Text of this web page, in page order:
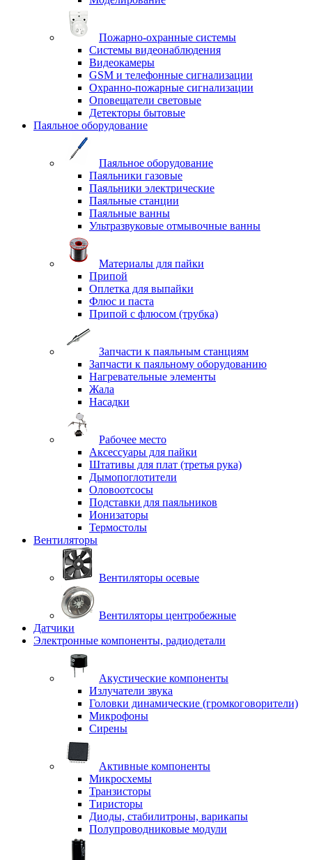
Пожарно-охранные системы
Системы видеонаблюдения
Видеокамеры
GSM и телефонные сигнализации
Охранно-пожарные сигнализации
Оповещатели световые
Детекторы бытовые
Паяльное оборудование
Паяльное оборудование
Паяльники газовые
Паяльники электрические
Паяльные станции
Паяльные ванны
Ультразвуковые отмывочные ванны
Материалы для пайки
Припой
Оплетка для выпайки
Флюс и паста
Припой с флюсом (трубка)
Запчасти к паяльным станциям
Запчасти к паяльному оборудованию
Нагревательные элементы
Жала
Насадки
Рабочее место
Аксессуары для пайки
Штативы для плат (третья рука)
Дымопоглотители
Оловоотсосы
Подставки для паяльников
Ионизаторы
Термостолы
Вентиляторы
Вентиляторы осевые
Вентиляторы центробежные
Датчики
Электронные компоненты, радиодетали
Акустические компоненты
Излучатели звука
Головки динамические (громкоговорители)
Микрофоны
Сирены
Активные компоненты
Микросхемы
Транзисторы
Тиристоры
Диоды, стабилитроны, варикапы
Полупроводниковые модули